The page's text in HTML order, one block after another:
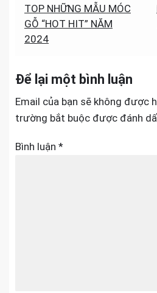
Điều
hướng
bài
TOP NHỮNG MẪU MÓC
GỖ “HOT HIT” NĂM
2024
Để lại một bình luận
Email của bạn sẽ không được
trường bắt buộc được đánh
Bình luận *